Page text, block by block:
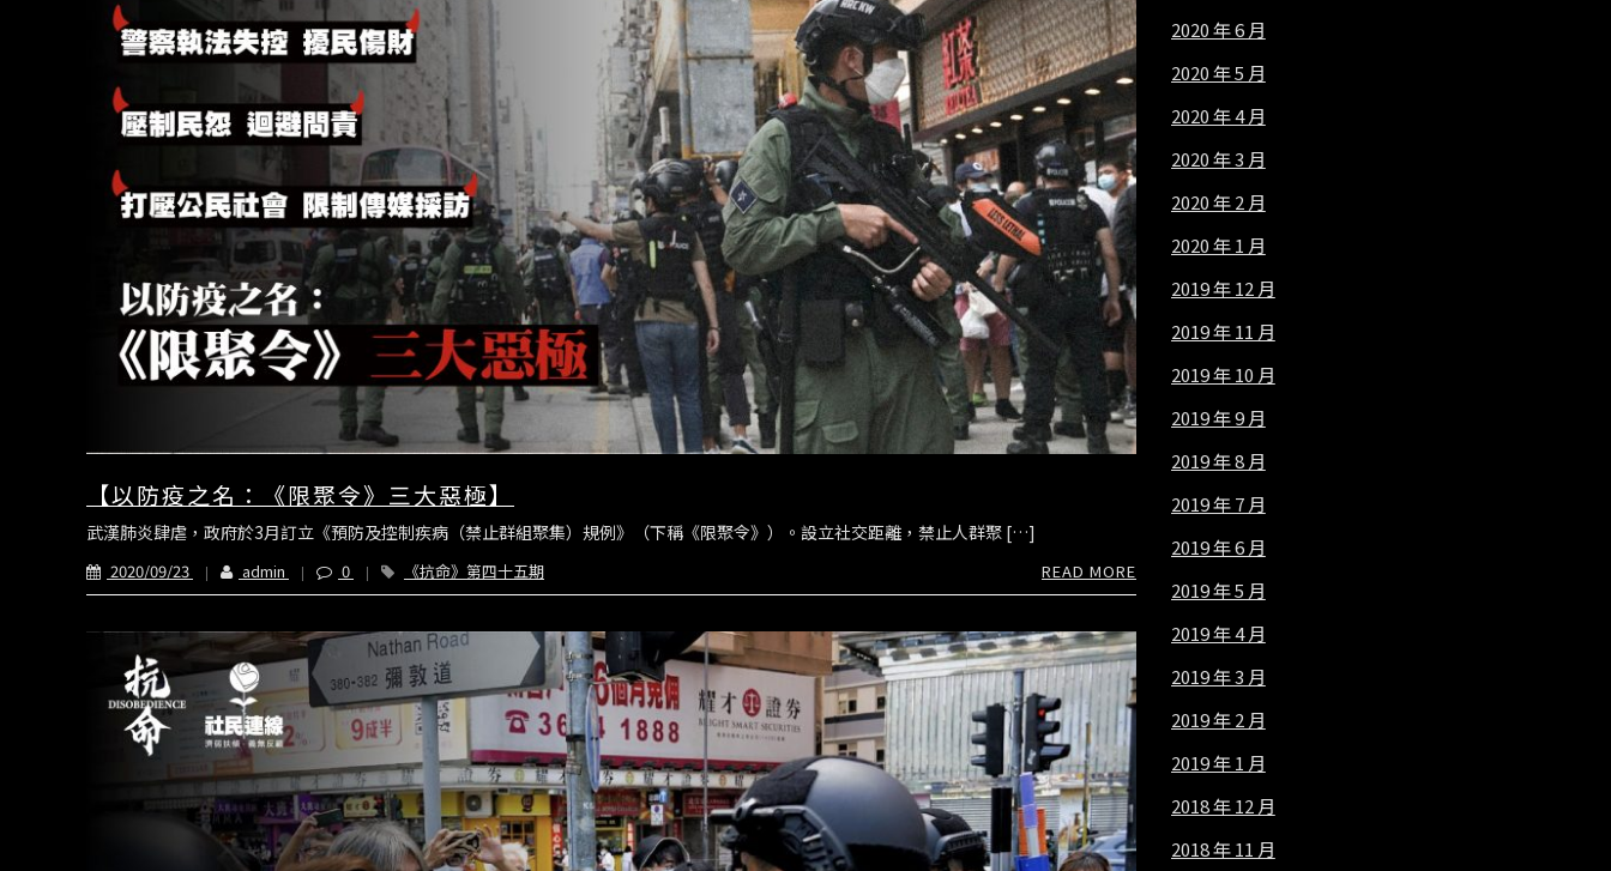
【以防疫之名：《限聚令》三大惡極】
武漢肺炎肆虐，政府於3月訂立《預防及控制疾病（禁止群組聚集）規例》（下稱《限聚令》）。設立社交距離，禁止人群聚 […]
2020/09/23 admin 0 《抗命》第四十五期 READ MORE
2020 年 6 月
2020 年 5 月
2020 年 4 月
2020 年 3 月
2020 年 2 月
2020 年 1 月
2019 年 12 月
2019 年 11 月
2019 年 10 月
2019 年 9 月
2019 年 8 月
2019 年 7 月
2019 年 6 月
2019 年 5 月
2019 年 4 月
2019 年 3 月
2019 年 2 月
2019 年 1 月
2018 年 12 月
2018 年 11 月